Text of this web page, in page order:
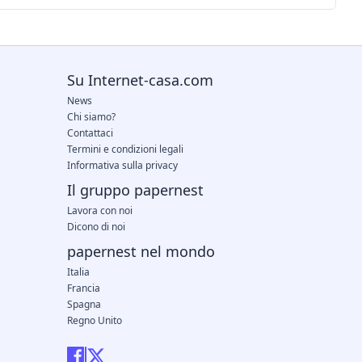
Su Internet-casa.com
News
Chi siamo?
Contattaci
Termini e condizioni legali
Informativa sulla privacy
Il gruppo papernest
Lavora con noi
Dicono di noi
papernest nel mondo
Italia
Francia
Spagna
Regno Unito